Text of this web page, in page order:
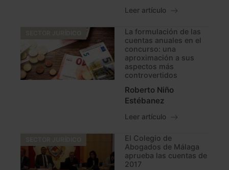
Leer artículo
La formulación de las
cuentas anuales en el
concurso: una
aproximación a sus
aspectos más
controvertidos
Roberto Niño
Estébanez
Leer artículo
El Colegio de
Abogados de Málaga
aprueba las cuentas de
2017